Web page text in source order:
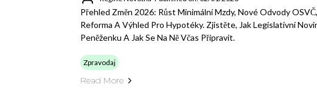
Přehled Změn 2026: Růst Minimální Mzdy, Nové Odvody
Reforma A Výhled Pro Hypotéky. Zjistěte, Jak Legislativní
Peněženku A Jak Se Na Ně Včas Připravit.
Zpravodaj
Read More